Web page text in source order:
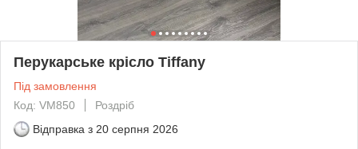
Перукарське крісло Tiffany
Під замовлення
Код: VM850
Роздріб
Відправка з 20 серпня 2026